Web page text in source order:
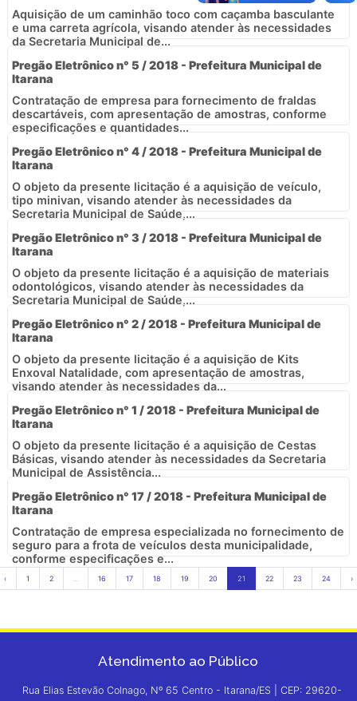
Aquisição de um caminhão toco com caçamba basculante
e uma carreta agrícola, visando atender às necessidades
da Secretaria Municipal de...
Pregão Eletrônico n° 5 / 2018 - Prefeitura Municipal de
Itarana
Contratação de empresa para fornecimento de fraldas
descartáveis, com apresentação de amostras, conforme
especificações e quantidades...
Pregão Eletrônico n° 4 / 2018 - Prefeitura Municipal de
Itarana
O objeto da presente licitação é a aquisição de veículo,
tipo minivan, visando atender às necessidades da
Secretaria Municipal de Saúde,...
Pregão Eletrônico n° 3 / 2018 - Prefeitura Municipal de
Itarana
O objeto da presente licitação é a aquisição de materiais
odontológicos, visando atender às necessidades da
Secretaria Municipal de Saúde,...
Pregão Eletrônico n° 2 / 2018 - Prefeitura Municipal de
Itarana
O objeto da presente licitação é a aquisição de Kits
Enxoval Natalidade, com apresentação de amostras,
visando atender às necessidades da...
Pregão Eletrônico n° 1 / 2018 - Prefeitura Municipal de
Itarana
O objeto da presente licitação é a aquisição de Cestas
Básicas, visando atender às necessidades da Secretaria
Municipal de Assistência...
Pregão Eletrônico n° 17 / 2018 - Prefeitura Municipal de
Itarana
Contratação de empresa especializada no fornecimento de
seguro para a frota de veículos desta municipalidade,
conforme especificações e...
‹ 1 2 16 17 18 19 20 21 22 23 24 ›
Atendimento ao Público
Rua Elias Estevão Colnago, Nº 65 Centro - Itarana/ES | CEP: 29620-